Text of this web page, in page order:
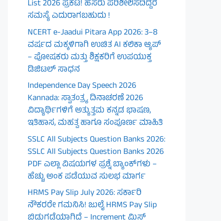
List 2026 ಪ್ರಕಟ! ಹೆಸರು ಪರಿಶೀಲಿಸದಿದ್ದರೆ
ಸಮಸ್ಯೆ ಎದುರಾಗಬಹುದು !
NCERT e-Jaadui Pitara App 2026: 3–8
ವರ್ಷದ ಮಕ್ಕಳಿಗಾಗಿ ಉಚಿತ AI ಕಲಿಕಾ ಆ್ಯಪ್
– ಪೋಷಕರು ಮತ್ತು ಶಿಕ್ಷಕರಿಗೆ ಉಪಯುಕ್ತ
ಡಿಜಿಟಲ್ ಸಾಧನ
Independence Day Speech 2026
Kannada: ಸ್ವಾತಂತ್ರ್ಯ ದಿನಾಚರಣೆ 2026
ವಿದ್ಯಾರ್ಥಿಗಳಿಗೆ ಅತ್ಯುತ್ತಮ ಕನ್ನಡ ಭಾಷಣ,
ಇತಿಹಾಸ, ಮಹತ್ವ ಹಾಗೂ ಸಂಪೂರ್ಣ ಮಾಹಿತಿ
SSLC All Subjects Question Banks 2026:
SSLC All Subjects Question Banks 2026
PDF ಎಲ್ಲಾ ವಿಷಯಗಳ ಪ್ರಶ್ನೆ ಬ್ಯಾಂಕ್‌ಗಳು –
ಹೆಚ್ಚು ಅಂಕ ಪಡೆಯುವ ಸುಲಭ ಮಾರ್ಗ
HRMS Pay Slip July 2026: ಸರ್ಕಾರಿ
ನೌಕರರೇ ಗಮನಿಸಿ! ಜುಲೈ HRMS Pay Slip
ಬಿಡುಗಡೆಯಾಗಿದೆ – Increment ಮಿಸ್